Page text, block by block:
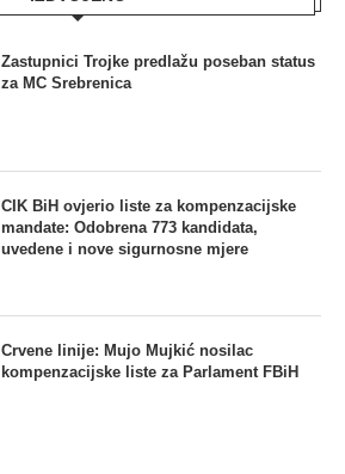
Zastupnici Trojke predlažu poseban status
za MC Srebrenica
CIK BiH ovjerio liste za kompenzacijske
mandate: Odobrena 773 kandidata,
uvedene i nove sigurnosne mjere
Crvene linije: Mujo Mujkić nosilac
kompenzacijske liste za Parlament FBiH